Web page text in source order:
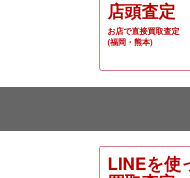
店頭査定
お店で直接買取査定
(福岡・熊本)
LINEを使